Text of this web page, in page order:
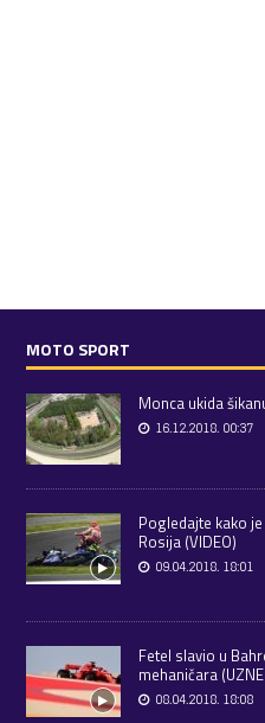
MOTO SPORT
Monca ukida
16.12.2018. 00:37
Pogledajte kako
Rosija (VIDEO)
09.04.2018. 18:01
Fetel slavio u
mehaničara
08.04.2018. 18:08